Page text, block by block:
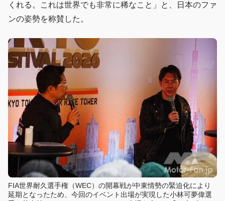
くれる。これは世界でも非常に稀なこと」と、日本のファ
ンの姿勢を称賛した。
FIA世界耐久選手権（WEC）の開幕戦が中東情勢の緊迫化により
延期となったため、今回のイベント出場が実現した小林可夢偉選